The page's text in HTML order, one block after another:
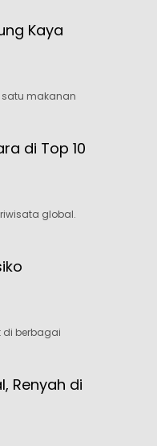
Kaya
satu makanan
di Top 10
global.
di berbagai
Renyah di